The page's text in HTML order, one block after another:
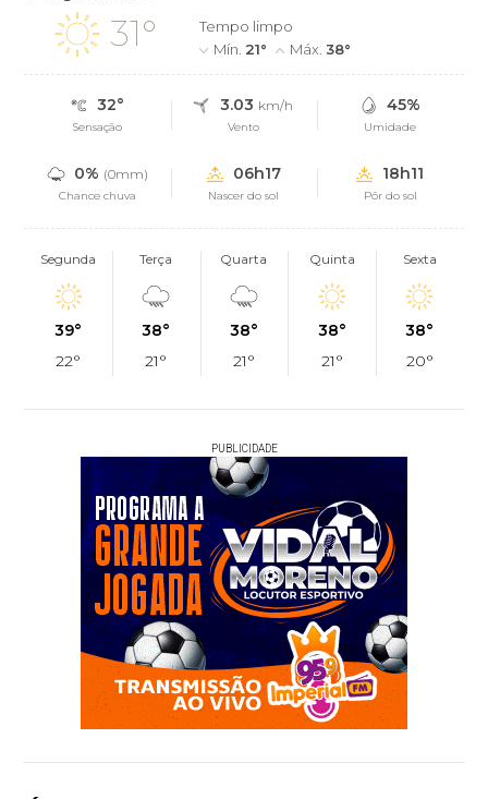
31°
Tempo limpo
Mín. 21° Máx.38°
32°
Sensação
3.03 km/h
Vento
45%
Umidade
0% (0mm)
Chance chuva
06h17
Nascer do sol
18h11
Pôr do sol
Segunda
39°
22°
Terça
38°
21°
Quarta
38°
21°
Quinta
38°
21°
Sexta
38°
20°
PUBLICIDADE